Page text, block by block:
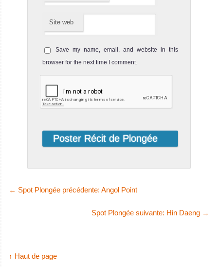
MantaMae
Long de 30 mètres, le MantaMae est un ba
MantaMae Avis sur le Bateau de Croisière Plongée
MSY Waow Indonesia
Site web
Save my name, email, and website in this
browser for the next time I comment.
← Spot Plongée précédente: Angol Point
Spot Plongée suivante: Hin Daeng →
↑ Haut de page